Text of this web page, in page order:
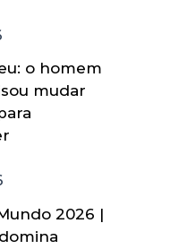
o homem
mudar
2026 |